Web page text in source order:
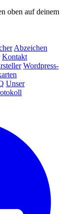
oben auf deinem
Abzeichen
Kontakt
Wordpress-
Unser